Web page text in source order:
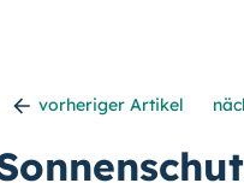
vorheriger Artikel